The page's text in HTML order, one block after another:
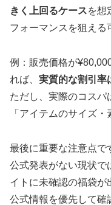
きく上回るケースを想
フォーマンスを狙える
例：販売価格が
れば、 実質的な割引率
ただし、実際のコスパ
「アイテムのサイズ
最後に重要な注意点で
公式発表がない現状で
イトに未確認の福袋が
公式情報を優先して確